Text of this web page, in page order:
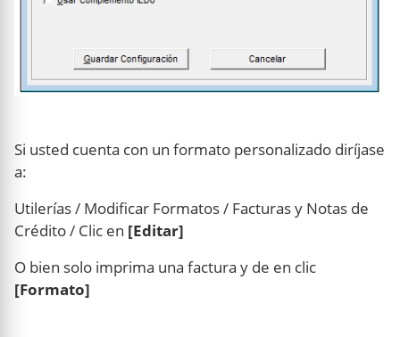
Si usted cuenta con un formato personalizado diríjase
a:
Utilerías / Modificar Formatos / Facturas y Notas de
Crédito / Clic en [Editar]
O bien solo imprima una factura y de en clic
[Formato]